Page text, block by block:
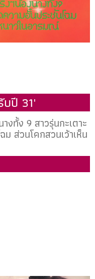
บปี 31'​
งทั้ง 9 สาวรุ่นกะเตาะ
ม ส่วนโคกสวนเว้าเห็น